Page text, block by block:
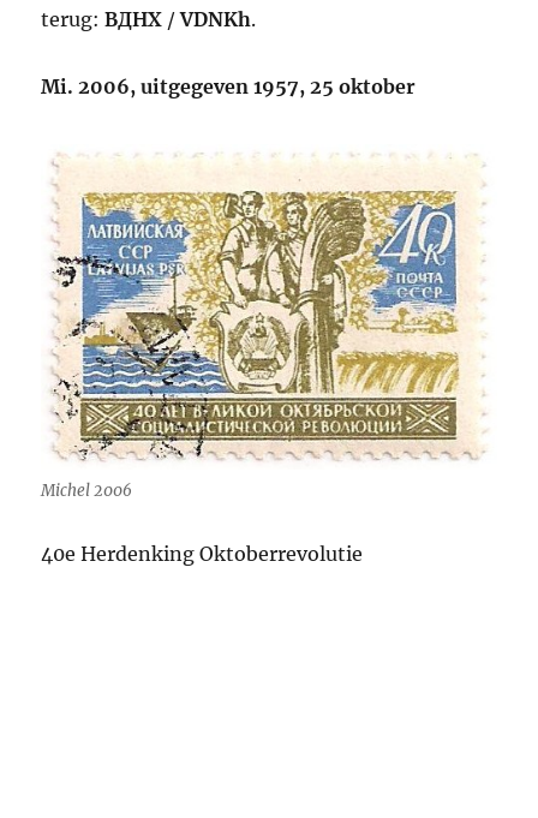
terug:ВДНХ /VDNKh.
Mi. 2006, uitgegeven 1957, 25 oktober
Michel 2006
40e Herdenking Oktoberrevolutie